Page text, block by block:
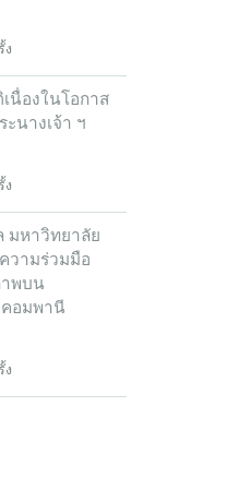
ง
นื่องในโอกาส
นางเจ้า ฯ
ง
มหาวิทยาลัย
วามร่วมมือ
าพบน
อมพานี
ง